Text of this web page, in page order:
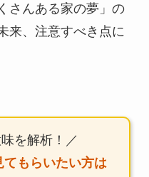
さんある家の夢」の
来、注意すべき点に
を解析！／
もらいたい方は